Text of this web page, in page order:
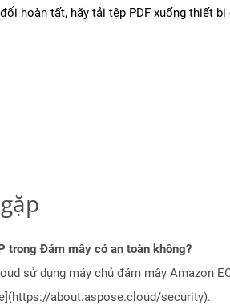
hoàn tất, hãy tải tệp PDF xuống thiết bị
trong Đám mây có an toàn không?
sử dụng máy chủ đám mây Amazon
about.aspose.cloud/security).